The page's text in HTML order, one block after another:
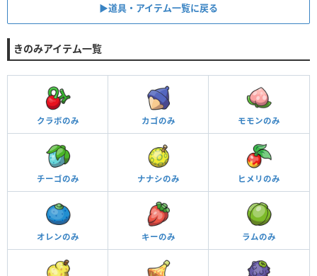
▶︎道具・アイテム一覧に戻る
きのみアイテム一覧
クラボのみ カゴのみ モモンのみ
チーゴのみ ナナシのみ ヒメリのみ
オレンのみ キーのみ ラムのみ